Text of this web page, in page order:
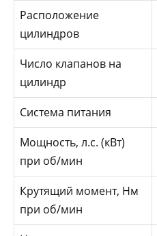
Расположение
цилиндров
Число клапанов на
цилиндр
Система питания
Мощность, л.с. (кВт)
при об/мин
Крутящий момент, Нм
при об/мин